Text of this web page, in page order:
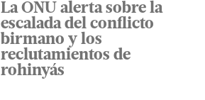
La ONU alerta sobre la
escalada del conflicto
birmano y los
reclutamientos de
rohinyás